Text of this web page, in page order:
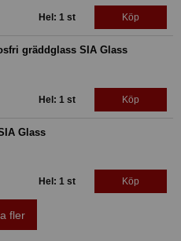
Hel: 1 st Köp
gräddglass SIA Glass
Hel: 1 st Köp
Glass
Hel: 1 st Köp
fler